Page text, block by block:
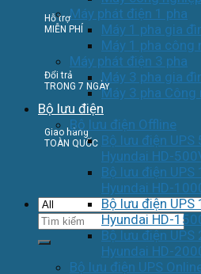
Hỗ trợ
MIỄN PHÍ
Đổi trả
TRONG 7 NGÀY
Giao hàng
TOÀN QUỐC
Tìm
kiếm:
Máy phát điện 1 pha
Máy 1 pha gia
Máy 1 pha công
Máy phát điện 3 pha
Máy 3 pha gia
Máy 3 pha Công
Bộ lưu điện
Bộ lưu điện Offline
Bộ lưu điện
Hyundai HD-
Bộ lưu điện
Hyundai HD-
Bộ lưu điện
Hyundai HD-
Bộ lưu điện
Hyundai HD-
Bộ lưu điện UPS